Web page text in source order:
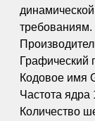
требованиям.
Графический
Кодовое имя
Частота ядра
Количество